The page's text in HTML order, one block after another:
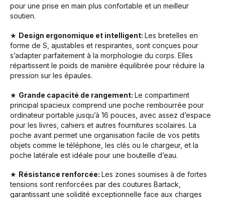
pour une prise en main plus confortable et un meilleur
soutien.
★ Design ergonomique et intelligent: Les bretelles en
forme de S, ajustables et respirantes, sont conçues pour
s’adapter parfaitement à la morphologie du corps. Elles
répartissent le poids de manière équilibrée pour réduire la
pression sur les épaules.
★ Grande capacité de rangement: Le compartiment
principal spacieux comprend une poche rembourrée pour
ordinateur portable jusqu’à 16 pouces, avec assez d’espace
pour les livres, cahiers et autres fournitures scolaires. La
poche avant permet une organisation facile de vos petits
objets comme le téléphone, les clés ou le chargeur, et la
poche latérale est idéale pour une bouteille d’eau.
★ Résistance renforcée: Les zones soumises à de fortes
tensions sont renforcées par des coutures Bartack,
garantissant une solidité exceptionnelle face aux charges